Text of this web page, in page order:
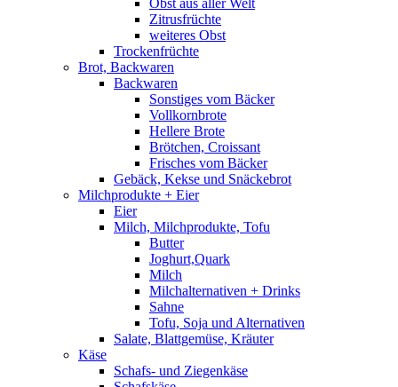
Obst aus aller Welt
Zitrusfrüchte
weiteres Obst
Trockenfrüchte
Brot, Backwaren
Backwaren
Sonstiges vom Bäcker
Vollkornbrote
Hellere Brote
Brötchen, Croissant
Frisches vom Bäcker
Gebäck, Kekse und Snäckebrot
Milchprodukte + Eier
Eier
Milch, Milchprodukte, Tofu
Butter
Joghurt,Quark
Milch
Milchalternativen + Drinks
Sahne
Tofu, Soja und Alternativen
Salate, Blattgemüse, Kräuter
Käse
Schafs- und Ziegenkäse